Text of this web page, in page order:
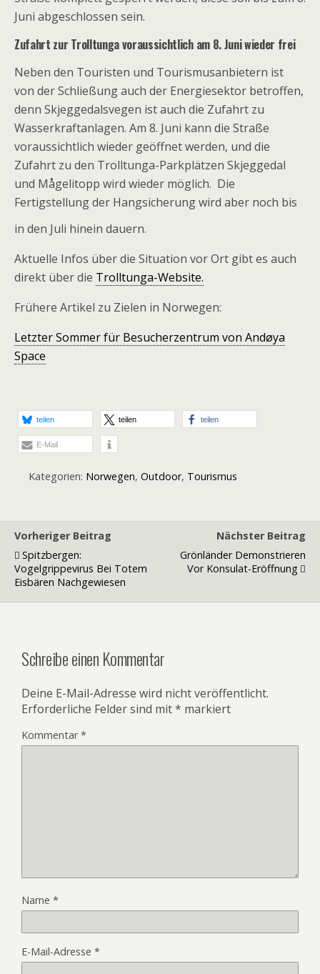
Juni abgeschlossen sein.
Zufahrt zur Trolltunga voraussichtlich am 8. Juni wieder frei
Neben den Touristen und Tourismusanbietern ist
von der Schließung auch der Energiesektor betroffen,
denn Skjeggedalsvegen ist auch die Zufahrt zu
Wasserkraftanlagen. Am 8. Juni kann die Straße
voraussichtlich wieder geöffnet werden, und die
Zufahrt zu den Trolltunga-Parkplätzen Skjeggedal
und Mågelitopp wird wieder möglich. Die
Fertigstellung der Hangsicherung wird aber noch bis
in den Juli hinein dauern.
Aktuelle Infos über die Situation vor Ort gibt es auch
direkt über die Trolltunga-Website.
Frühere Artikel zu Zielen in Norwegen:
Letzter Sommer für Besucherzentrum von Andøya
Space
teilen teilen teilen
E-Mail
Kategorien: Norwegen, Outdoor, Tourismus
Vorheriger Beitrag
Spitzbergen:
Vogelgrippevirus Bei Totem
Eisbären Nachgewiesen
Nächster Beitrag
Grönländer Demonstrieren
Vor Konsulat-Eröffnung
Schreibe einen Kommentar
Deine E-Mail-Adresse wird nicht veröffentlicht.
Erforderliche Felder sind mit* markiert
Kommentar*
Name *
E-Mail-Adresse *